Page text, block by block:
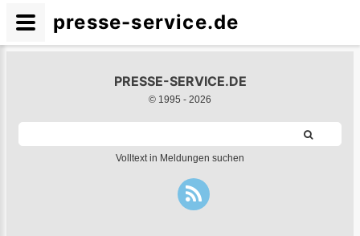
PRESSE-SERVICE.DE
© 1995 - 2026
Volltext in Meldungen suchen
presse-service.de